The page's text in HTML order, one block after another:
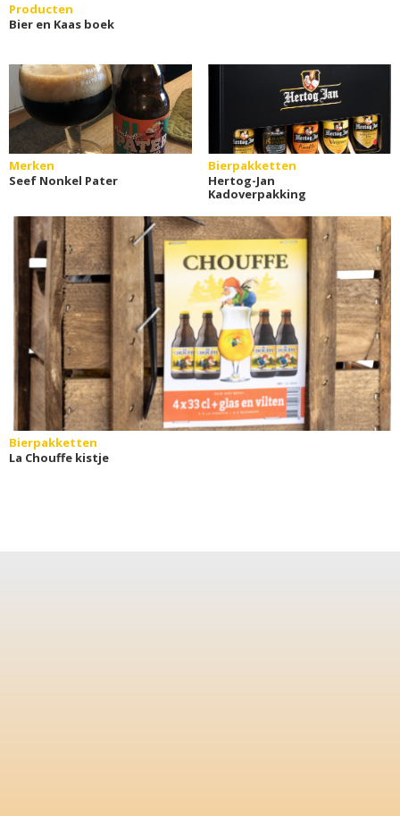
Producten
Bier en Kaas boek
Merken
Seef Nonkel Pater
Bierpakketten
Hertog-Jan
Kadoverpakking
Bierpakketten
La Chouffe kistje